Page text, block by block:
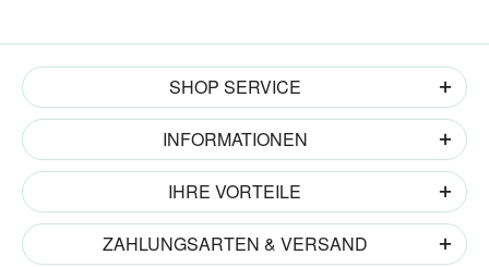
SHOP SERVICE
INFORMATIONEN
IHRE VORTEILE
ZAHLUNGSARTEN & VERSAND